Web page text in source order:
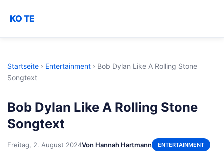
KO TE
Startseite › Entertainment › Bob Dylan Like A Rolling Stone
Songtext
Bob Dylan Like A Rolling Stone
Songtext
Freitag, 2. August 2024Von Hannah Hartmann ENTERTAINMENT